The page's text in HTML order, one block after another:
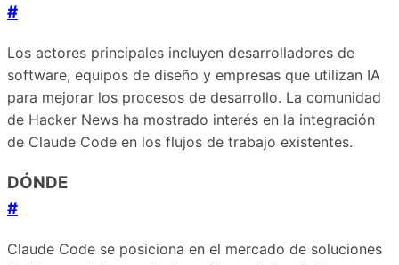
#
Los actores principales incluyen desarrolladores de
software, equipos de diseño y empresas que utilizan IA
para mejorar los procesos de desarrollo. La comunidad
de Hacker News ha mostrado interés en la integración
de Claude Code en los flujos de trabajo existentes.
DÓNDE
#
Claude Code se posiciona en el mercado de soluciones